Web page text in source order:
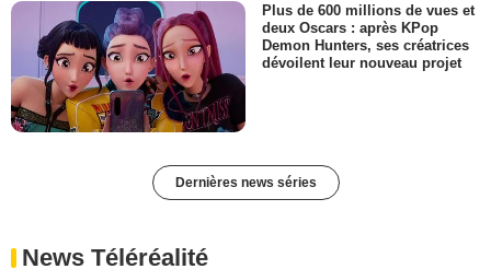
Plus de 600 millions de vues et
deux Oscars : après KPop
Demon Hunters, ses créatrices
dévoilent leur nouveau projet
Dernières news séries
News Téléréalité